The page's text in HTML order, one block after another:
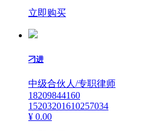
立即购买
刁进
中级合伙人/专职律师
18209844160
15203201610257034
¥ 0.00